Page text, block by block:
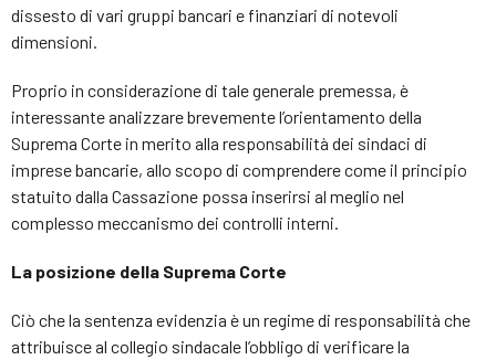
dissesto di vari gruppi bancari e finanziari di notevoli
dimensioni.
Proprio in considerazione di tale generale premessa, è
interessante analizzare brevemente l’orientamento della
Suprema Corte in merito alla responsabilità dei sindaci di
imprese bancarie, allo scopo di comprendere come il principio
statuito dalla Cassazione possa inserirsi al meglio nel
complesso meccanismo dei controlli interni.
La posizione della Suprema Corte
Ciò che la sentenza evidenzia è un regime di responsabilità che
attribuisce al collegio sindacale l’obbligo di verificare la